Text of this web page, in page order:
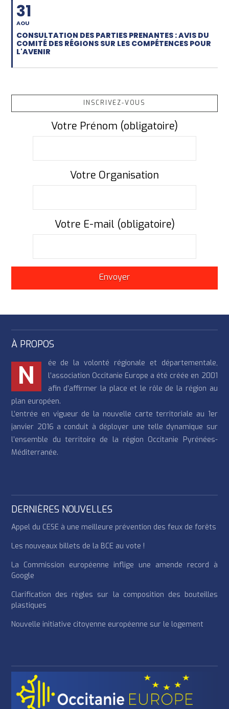
31
AOU
CONSULTATION DES PARTIES PRENANTES : AVIS DU
COMITÉ DES RÉGIONS SUR LES COMPÉTENCES POUR
L'AVENIR
INSCRIVEZ-VOUS
Votre Prénom (obligatoire)
Votre Organisation
Votre E-mail (obligatoire)
À PROPOS
N
ée de la volonté régionale et départementale,
l’association Occitanie Europe a été créée en 2001
afin d’affirmer la place et le rôle de la région au
plan européen.
L’entrée en vigueur de la nouvelle carte territoriale au 1er
janvier 2016 a conduit à déployer une telle dynamique sur
l’ensemble du territoire de la région Occitanie Pyrénées-
Méditerranée.
DERNIÈRES NOUVELLES
Appel du CESE à une meilleure prévention des feux de forêts
Les nouveaux billets de la BCE au vote !
La Commission européenne inflige une amende record à
Google
Clarification des règles sur la composition des bouteilles
plastiques
Nouvelle initiative citoyenne européenne sur le logement